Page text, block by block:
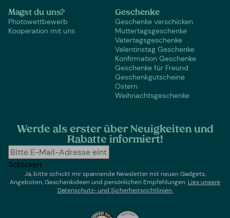
Magst du uns?
Photowettbewerb
Kooperation mit uns
Geschenke
Geschenke verschicken
Muttertagsgeschenke
Vatertagsgeschenke
Valentinstag Geschenke
Konfirmation Geschenke
Geschenke für Freund
Geschenkgutscheine
Ostern
Weihnachtsgeschenke
Werde als erster über Neuigkeiten und
Rabatte informiert!
Schicken
Ja, bitte schickt mir spannende Newsletter mit neuen Gadgets,
Angeboten, Geschenkideen und persönlichen Empfehlungen. Lies unsere
Datenschutz- und Sicherheitsrichtlinien.